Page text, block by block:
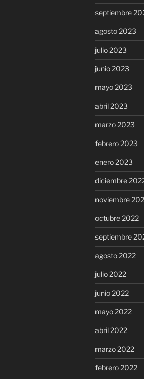
septiembre
agosto 2023
julio 2023
junio 2023
mayo 2023
abril 2023
marzo 2023
febrero 2023
enero 2023
diciembre
noviembre
octubre 2022
septiembre
agosto 2022
julio 2022
junio 2022
mayo 2022
abril 2022
marzo 2022
febrero 2022